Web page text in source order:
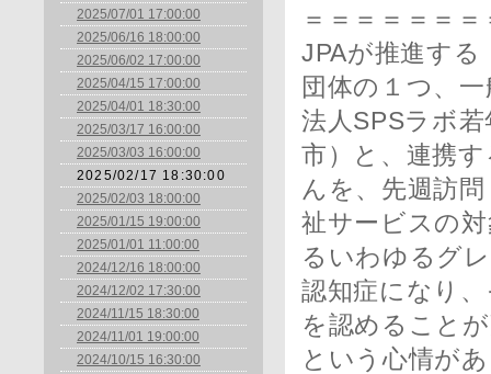
2025/07/01 17:00:00
2025/06/16 18:00:00
2025/06/02 17:00:00
2025/04/15 17:00:00
2025/04/01 18:30:00
2025/03/17 16:00:00
2025/03/03 16:00:00
2025/02/17 18:30:00
2025/02/03 18:00:00
2025/01/15 19:00:00
2025/01/01 11:00:00
2024/12/16 18:00:00
2024/12/02 17:30:00
2024/11/15 18:30:00
2024/11/01 19:00:00
2024/10/15 16:30:00
＝＝＝＝＝＝＝
JPAが推進する
団体の１つ、
法人SPSラボ
市）と、連携
んを、先週訪
祉サービスの
るいわゆるグ
認知症になり
を認めること
という心情が